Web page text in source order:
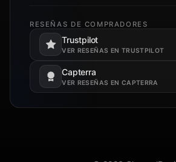
RESEÑAS DE COMPRADORES
Trustpilot
VER RESEÑAS EN TRUSTPILOT
Se abre en una pestaña nueva.
Capterra
VER RESEÑAS EN CAPTERRA
Se abre en una pestaña nueva.